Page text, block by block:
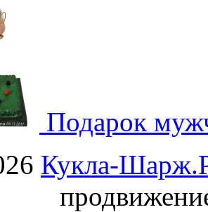
Подарок
Кукла-